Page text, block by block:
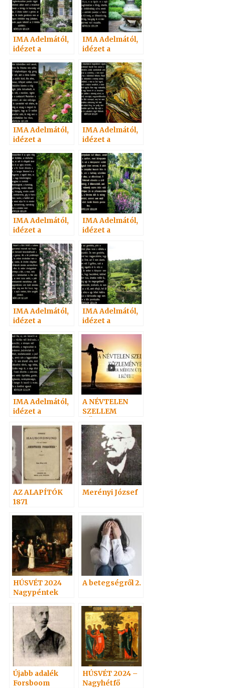
IMA Adelmától,
idézet a
Szellemtől 21.
IMA Adelmától,
idézet a
Szellemtől 12.
IMA Adelmától,
idézet a
Szellemtől 18.
IMA Adelmától,
idézet a
Szellemtől 29.
IMA Adelmától,
idézet a
Szellemtől 8.
IMA Adelmától,
idézet a
Szellemtől 13.
IMA Adelmától,
idézet a
Szellemtől 24.
IMA Adelmától,
idézet a
IMA Adelmától,
idézet a
Szellemtől 11.
A NÉVTELEN
SZELLEM
I.
AZ ALAPÍTÓK
1871
Merényi József
HÚSVÉT 2024
Nagypéntek
A betegségről 2.
Újabb adalék
Forsboom
HÚSVÉT 2024 –
Nagyhétfő